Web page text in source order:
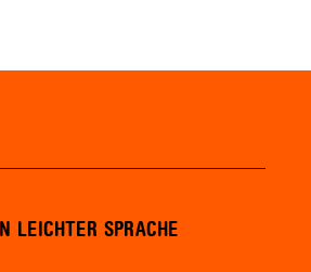
LEICHTER SPRACHE